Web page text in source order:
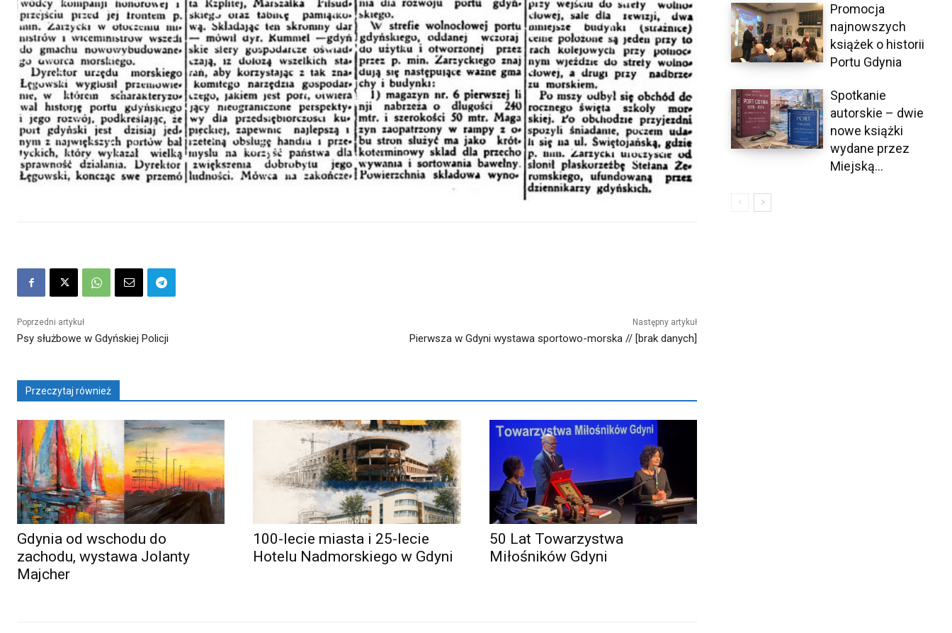
Poprzedni artykuł
Psy służbowe w Gdyńskiej Policji
Następny artykuł
Pierwsza w Gdyni wystawa sportowo-morska // [brak danych]
Przeczytaj również
Gdynia od wschodu do
zachodu, wystawa Jolanty
Majcher
100-lecie miasta i 25-lecie
Hotelu Nadmorskiego w Gdyni
50 Lat Towarzystwa
Miłośników Gdyni
Promocja
najnowszych
książek o historii
Portu Gdynia
Spotkanie
autorskie – dwie
nowe książki
wydane przez
Miejską...